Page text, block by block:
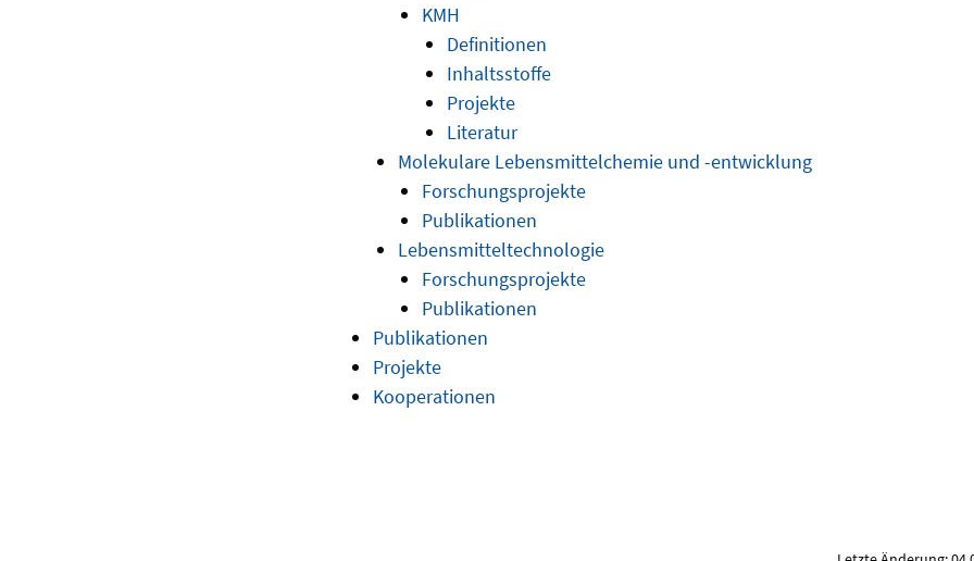
KMH
Definitionen
Inhaltsstoffe
Projekte
Literatur
Molekulare Lebensmittelchemie und -entwicklung
Forschungsprojekte
Publikationen
Lebensmitteltechnologie
Forschungsprojekte
Publikationen
Publikationen
Projekte
Kooperationen